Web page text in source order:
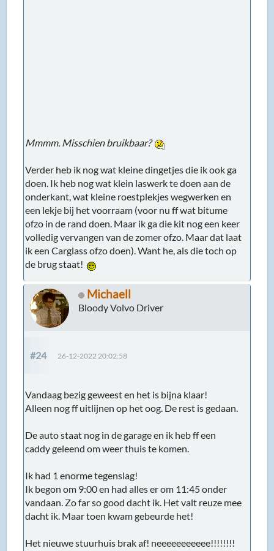
Bloody Volvo Driver
#24 26-12-2022 20:02:58
Vandaag bezig geweest en het is bijna klaar!
Alleen nog ff uitlijnen op het oog. De rest is gedaan.
De auto staat nog in de garage en ik heb ff een
caddy geleend om weer thuis te komen.
Ik had 1 enorme tegenslag!
Ik begon om 9:00 en had alles er om 11:45 onder
dacht ik. Maar toen kwam gebeurde het!
Ik draaide de retourleiding erin en dat ging goed. Tot
halve wegen de behuizing letterlijk afbrak
gereviseerde stuurhuis had gewoon een breuk wat
kennelijk niet opgemerkt is bij de revisie. Ja, en nu?
bezig geweest. Denken wat te doen, Hoeveel grip
heb ik nog, is het genoeg? maar het is gelukt!!!
Het is mij gewoon gelukt om het afgebroken stuk
vast te lassen!! Ik ben er absoluut niet happy mee,
Alle ATF moest uit het stuurhuis (het werd ontlucht